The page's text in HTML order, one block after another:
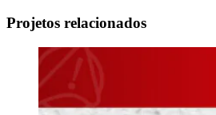
Projetos relacionados